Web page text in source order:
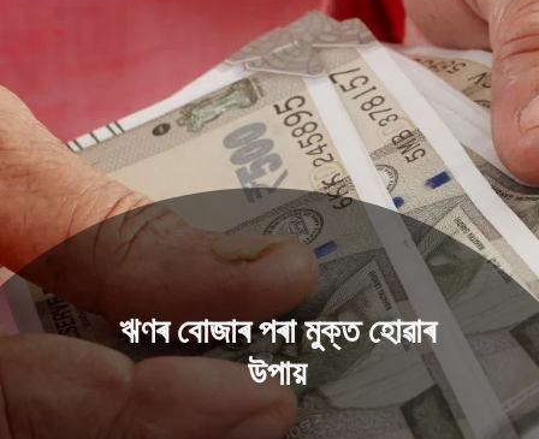
ঋণৰ বোজাৰ পৰা মুক্ত হোৱাৰ
উপায়